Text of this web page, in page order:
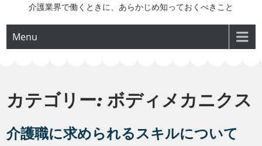
介護業界で働くときに、あらかじめ知っておくべきこと
Menu
カテゴリー:ボディメカニクス
介護職に求められるスキルについて